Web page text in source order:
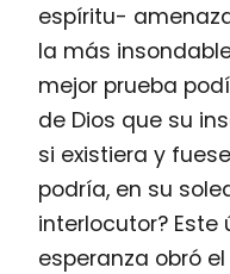
espíritu-
la más
mejor prueba
de Dios que su
si existiera y
podría, en su
interlocutor?
esperanza obró